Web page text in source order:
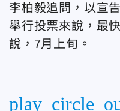
李柏毅追問，以宣
舉行投票來說，最
說，7月上旬。